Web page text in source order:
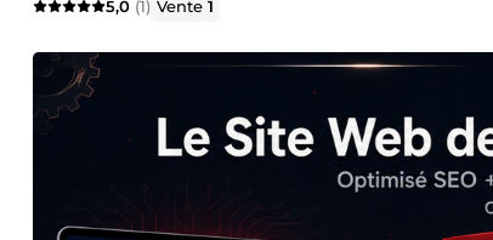
5,0 (1) Vente1